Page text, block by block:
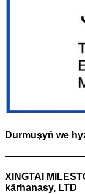
Durmuşyň we
XINGTAI
kärhanasy, LTD